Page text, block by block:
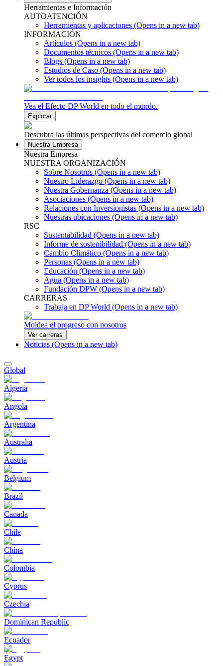
Herramientas e Información
AUTOATENCIÓN
Herramientas y aplicaciones (Opens in a new tab)
INFORMACIÓN
Artículos (Opens in a new tab)
Documentos técnicos (Opens in a new tab)
Blogs (Opens in a new tab)
Estudios de Caso (Opens in a new tab)
Ver todos los insights (Opens in a new tab)
Vea el Efecto DP World en todo el mundo.
Explorar
Descubra las últimas perspectivas del comercio global
Nuestra Empresa
Nuestra Empresa
NUESTRA ORGANIZACIÓN
Sobre Nosotros (Opens in a new tab)
Nuestro Liderazgo (Opens in a new tab)
Nuestra Gobernanza (Opens in a new tab)
Asociaciones (Opens in a new tab)
Relaciones con Inversionistas (Opens in a new tab)
Nuestras ubicaciones (Opens in a new tab)
RSC
Sustentabilidad (Opens in a new tab)
Informe de sostenibilidad (Opens in a new tab)
Cambio Climático (Opens in a new tab)
Personas (Opens in a new tab)
Educación (Opens in a new tab)
Agua (Opens in a new tab)
Fundación DPW (Opens in a new tab)
CARRERAS
Trabaja en DP World (Opens in a new tab)
Moldea el progreso con nosotros
Ver carreras
Noticias (Opens in a new tab)
Global
Algeria
Angola
Argentina
Australia
Austria
Belgium
Brazil
Canada
Chile
China
Colombia
Cyprus
Czechia
Dominican Republic
Ecuador
Egypt